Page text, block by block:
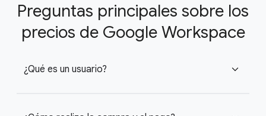
Preguntas principales sobre los
precios de Google Workspace
¿Qué es un usuario? expand_more